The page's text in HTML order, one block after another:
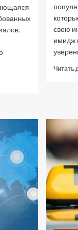
свою
имидж
Читать